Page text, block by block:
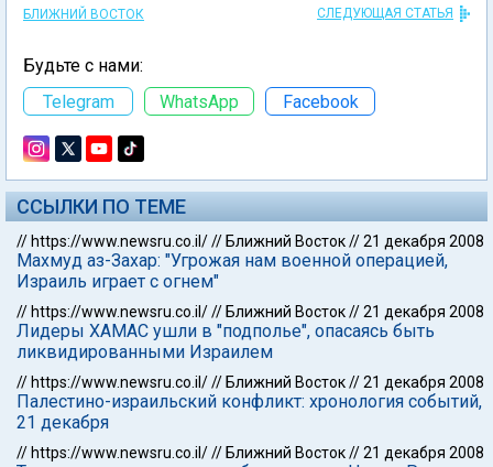
БЛИЖНИЙ ВОСТОК СЛЕДУЮЩАЯ СТАТЬЯ
Будьте с нами:
Telegram
WhatsApp Facebook
ССЫЛКИ ПО ТЕМЕ
// https://www.newsru.co.il/// Ближний Восток//21 декабря 2008
Махмуд аз-Захар: "Угрожая нам военной операцией,
Израиль играет с огнем"
// https://www.newsru.co.il/// Ближний Восток//21 декабря 2008
Лидеры ХАМАС ушли в "подполье", опасаясь быть
ликвидированными Израилем
// https://www.newsru.co.il/// Ближний Восток//21 декабря 2008
Палестино-израильский конфликт: хронология событий,
21 декабря
// https://www.newsru.co.il/// Ближний Восток//21 декабря 2008